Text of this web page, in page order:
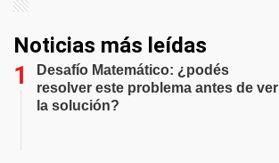
Noticias más leídas
Desafío Matemático: ¿podés
resolver este problema antes de ver
la solución?